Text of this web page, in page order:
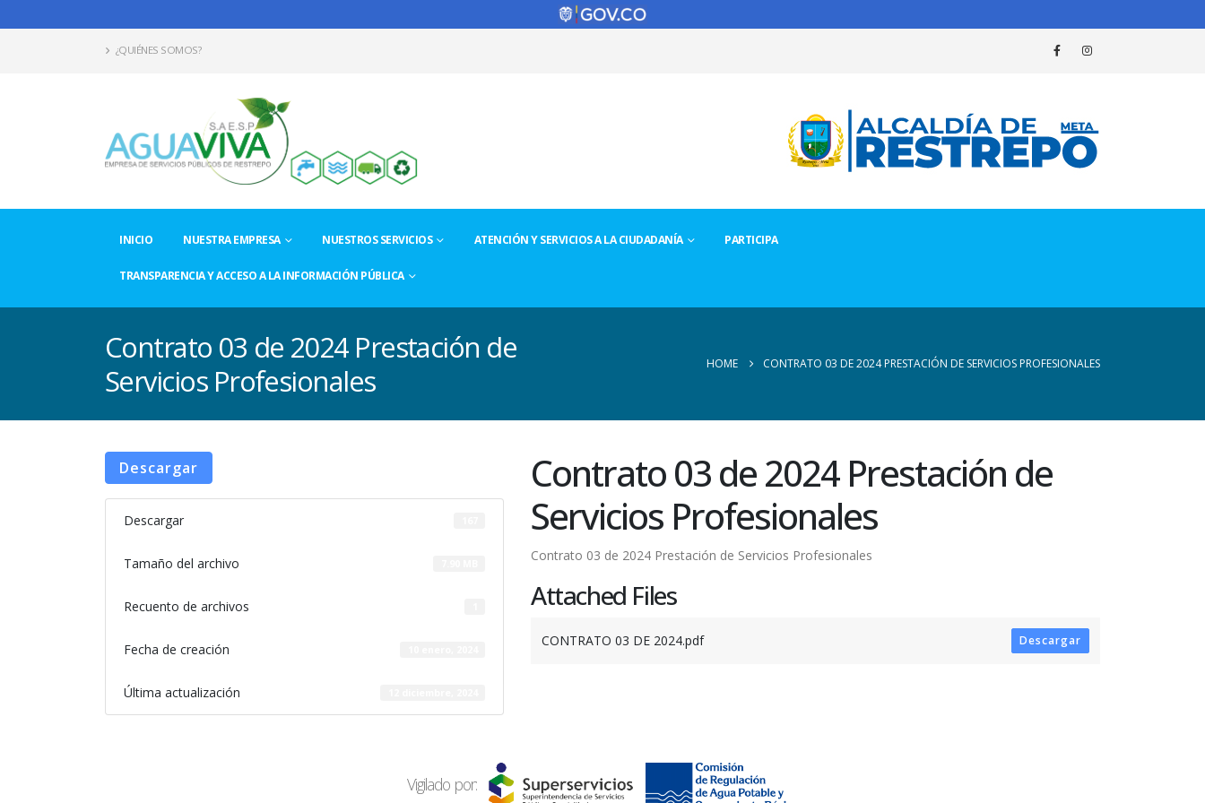
¿QUIÉNES SOMOS?
INICIO NUESTRA EMPRESA NUESTROS SERVICIOS ATENCIÓN Y SERVICIOS A LA CIUDADANÍA PARTICIPA
TRANSPARENCIA Y ACCESO A LA INFORMACIÓN PÚBLICA
Contrato 03 de 2024 Prestación de
Servicios Profesionales
HOME CONTRATO 03 DE 2024 PRESTACIÓN DE SERVICIOS PROFESIONALES
Descargar
Descargar
Tamaño del archivo
Recuento de archivos
Fecha de creación
Última actualización
Contrato 03 de 2024 Prestación de
Servicios Profesionales
Contrato 03 de 2024 Prestación de Servicios Profesionales
Attached Files
CONTRATO 03 DE 2024.pdf Descargar
Vigilado por: